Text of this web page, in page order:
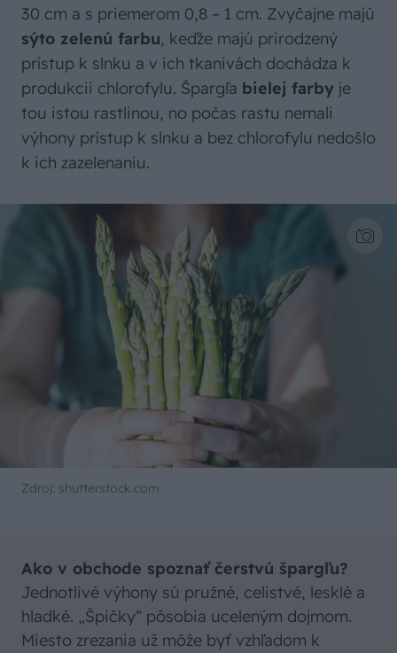
30 cm a s priemerom 0,8 – 1 cm. Zvyčajne majú
sýto zelenú farbu, keďže majú prirodzený
prístup k slnku a v ich tkanivách dochádza k
produkcii chlorofylu. Špargľa bielej farby je
tou istou rastlinou, no počas rastu nemali
výhony prístup k slnku a bez chlorofylu nedošlo
k ich zazelenaniu.
Zdroj: shutterstock.com
Ako v obchode spoznať čerstvú špargľu?
Jednotlivé výhony sú pružné, celistvé, lesklé a
hladké. „Špičky“ pôsobia uceleným dojmom.
Miesto zrezania už môže byť vzhľadom k